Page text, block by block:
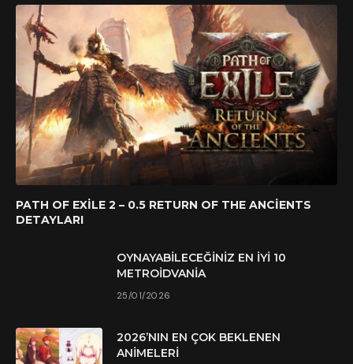
PATH OF EXILE 2 – 0.5 RETURN OF THE ANCIENTS
DETAYLARI
OYNAYABILECEĞINIZ EN İYI 10
METROIDVANIA
25/01/2026
2026’NIN EN ÇOK BEKLENEN
ANIMELERI